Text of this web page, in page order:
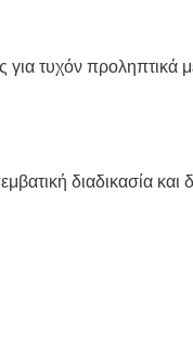
για τυχόν προληπτικά
διαδικασία και